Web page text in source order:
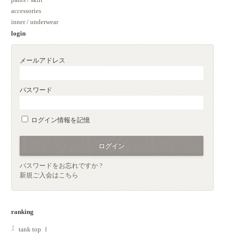
accessories
inner / underwear
login
メールアドレス
パスワード
ログイン情報を記憶
パスワードをお忘れですか ?
新規ご入会はこちら
ranking
tank top Ⅰ